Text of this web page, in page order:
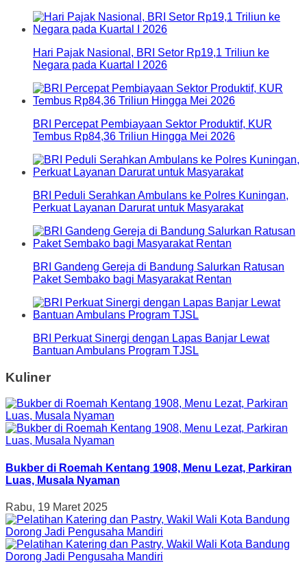
Hari Pajak Nasional, BRI Setor Rp19,1 Triliun ke
Negara pada Kuartal I 2026
BRI Percepat Pembiayaan Sektor Produktif, KUR
Tembus Rp84,36 Triliun Hingga Mei 2026
BRI Peduli Serahkan Ambulans ke Polres Kuningan,
Perkuat Layanan Darurat untuk Masyarakat
BRI Gandeng Gereja di Bandung Salurkan Ratusan
Paket Sembako bagi Masyarakat Rentan
BRI Perkuat Sinergi dengan Lapas Banjar Lewat
Bantuan Ambulans Program TJSL
Kuliner
Bukber di Roemah Kentang 1908, Menu Lezat, Parkiran
Luas, Musala Nyaman
Rabu, 19 Maret 2025